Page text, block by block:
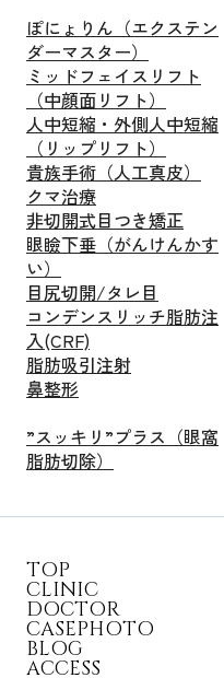
ぽにょりん（エクステン
ダーマスター）
ミッドフェイスリフト
（中顔面リフト）
人中短縮・外側人中短縮
（リップリフト）
貴族手術（人工真皮）
クマ治療
非切開式目つき矯正
眼瞼下垂（がんけんかす
い）
目尻切開/タレ目
コンデンスリッチ脂肪注
入(CRF)
脂肪吸引注射
鼻整形
”スッキリ”プラス（眼窩
脂肪切除）
TOP
CLINIC
DOCTOR
CASEPHOTO
BLOG
ACCESS